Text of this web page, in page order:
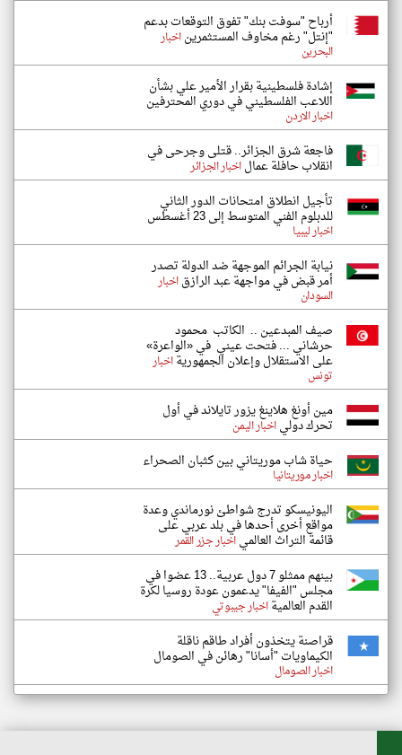
أرباح "سوفت بنك" تفوق التوقعات بدعم
"إنتل" رغم مخاوف المستثمريناخبار
البحرين
إشادة فلسطينية بقرار الأمير علي بشأن
اللاعب الفلسطيني في دوري المحترفين
اخبار الاردن
فاجعة شرق الجزائر.. قتلى وجرحى في
انقلاب حافلة عمالاخبار الجزائر
تأجيل انطلاق امتحانات الدور الثاني
للدبلوم الفني المتوسط إلى 23 أغسطس
اخبار ليبيا
نيابة الجرائم الموجهة ضد الدولة تصدر
أمر قبض في مواجهة عبد الرازقاخبار
السودان
صيف المبدعين .. الكاتب محمود
حرشاني ... فتحت عيني في «الواعرة»
على الاستقلال وإعلان الجمهوريةاخبار
تونس
مين أونغ هلاينغ يزور تايلاند في أول
تحرك دولياخبار اليمن
حياة شاب موريتاني بين كثبان الصحراء
اخبار موريتانيا
اليونيسكو تدرج شواطئ نورماندي وعدة
مواقع أخرى أحدها في بلد عربي على
قائمة التراث العالمياخبار جزر القمر
بينهم ممثلو 7 دول عربية.. 13 عضوا في
مجلس "الفيفا" يدعمون عودة روسيا لكرة
القدم العالميةاخبار جيبوتي
قراصنة يتخذون أفراد طاقم ناقلة
الكيماويات "أسانا" رهائن في الصومال
اخبار الصومال